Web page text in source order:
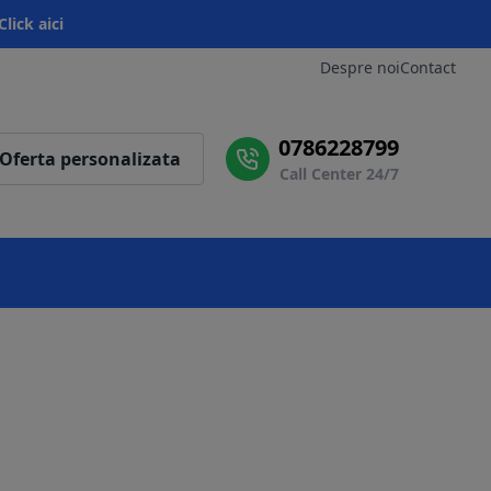
Click aici
Despre noiContact
Oferta personalizata 0786228799
Call Center 24/7